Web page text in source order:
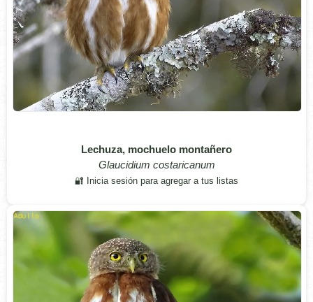
Lechuza, mochuelo montañero
Glaucidium costaricanum
🔐 Inicia sesión para agregar a tus listas